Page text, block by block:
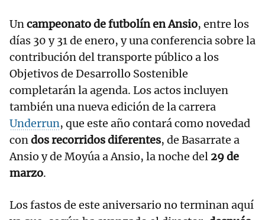
Uncampeonato de futbolín en Ansio, entre los
días 30 y 31 de enero, y una conferencia sobre la
contribución del transporte público a los
Objetivos de Desarrollo Sostenible
completarán la agenda. Los actos incluyen
también una nueva edición de la carrera
Underrun, que este año contará como novedad
condos recorridos diferentes, de Basarrate a
Ansio y de Moyúa a Ansio, la noche del 29 de
marzo.
Los fastos de este aniversario no terminan aquí